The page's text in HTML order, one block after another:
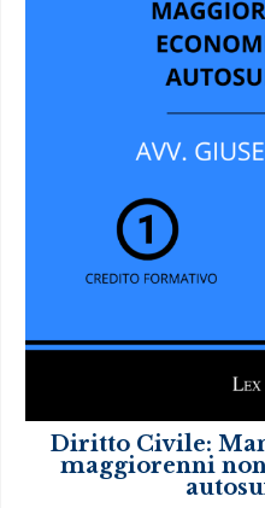
Diritto Civile:
maggiorenni